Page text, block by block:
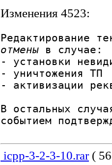
Изменения 4523:
Редактирование
отмены в случае:
- установки
- уничтожения ТП
- активизации
В остальных
событием
icpp-3-2-3-10.rar(